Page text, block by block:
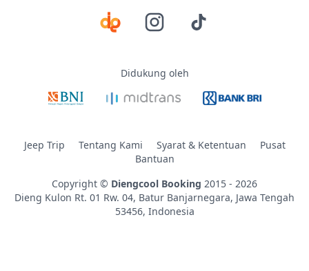
Didukung oleh
Jeep Trip Tentang Kami Syarat & Ketentuan
Pusat
Bantuan
Copyright © Diengcool Booking 2015 - 2026
Dieng Kulon Rt. 01 Rw. 04, Batur Banjarnegara, Jawa Tengah
53456, Indonesia